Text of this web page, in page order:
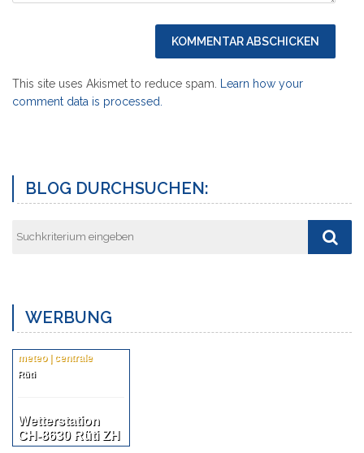
This site uses Akismet to reduce spam. Learn how your
comment data is processed.
BLOG DURCHSUCHEN:
WERBUNG
meteo | centrale
Rüti
Wetterstation
CH-8630 Rüti ZH